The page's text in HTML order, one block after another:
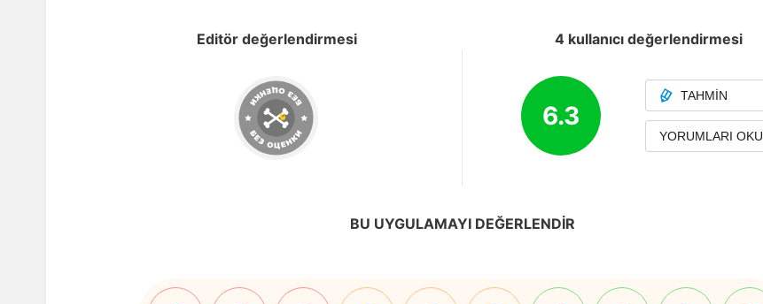
Editör değerlendirmesi 4 kullanıcı değerlendirmesi
6.3
TAHMIN
YORUMLARI OKU
BU UYGULAMAYI DEĞERLENDIR